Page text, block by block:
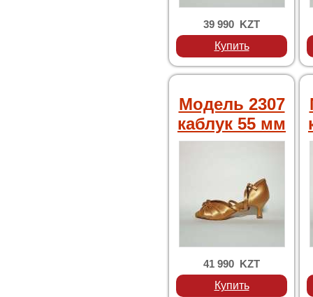
39 990 KZT
Купить
Модель 2307
каблук 55 мм
41 990 KZT
Купить